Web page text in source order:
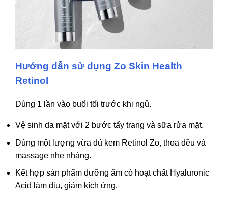
Hướng dẫn sử dụng Zo Skin Health
Retinol
Dùng 1 lần vào buổi tối trước khi ngủ.
Vệ sinh da mặt với 2 bước tẩy trang và sữa rửa mặt.
Dùng một lượng vừa đủ kem Retinol Zo, thoa đều và
massage nhẹ nhàng.
Kết hợp sản phẩm dưỡng ẩm có hoạt chất Hyaluronic
Acid làm dịu, giảm kích ứng.